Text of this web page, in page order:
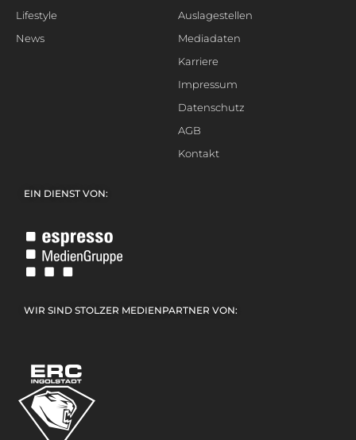
Lifestyle
News
Auslagestellen
Mediadaten
Karriere
Impressum
Datenschutz
AGB
Kontakt
EIN DIENST VON:
WIR SIND STOLZER MEDIENPARTNER VON: